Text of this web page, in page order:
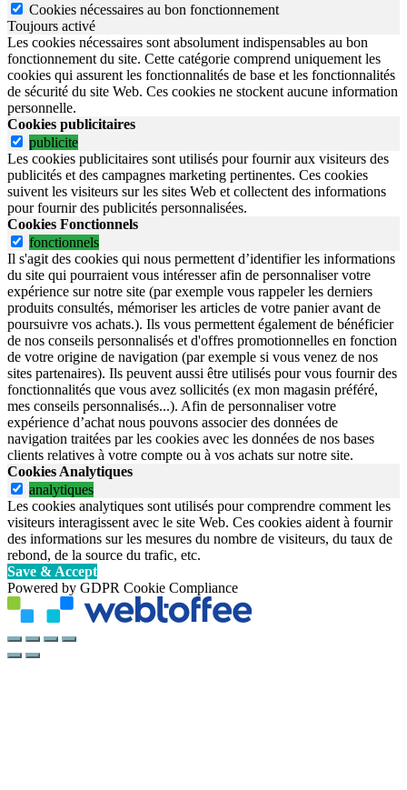
Cookies nécessaires au bon fonctionnement
Toujours activé
Les cookies nécessaires sont absolument indispensables au bon
fonctionnement du site. Cette catégorie comprend uniquement les
cookies qui assurent les fonctionnalités de base et les fonctionnalités
de sécurité du site Web. Ces cookies ne stockent aucune information
personnelle.
Cookies publicitaires
publicite
Les cookies publicitaires sont utilisés pour fournir aux visiteurs des
publicités et des campagnes marketing pertinentes. Ces cookies
suivent les visiteurs sur les sites Web et collectent des informations
pour fournir des publicités personnalisées.
Cookies Fonctionnels
fonctionnels
Il s'agit des cookies qui nous permettent d’identifier les informations
du site qui pourraient vous intéresser afin de personnaliser votre
expérience sur notre site (par exemple vous rappeler les derniers
produits consultés, mémoriser les articles de votre panier avant de
poursuivre vos achats.). Ils vous permettent également de bénéficier
de nos conseils personnalisés et d'offres promotionnelles en fonction
de votre origine de navigation (par exemple si vous venez de nos
sites partenaires). Ils peuvent aussi être utilisés pour vous fournir des
fonctionnalités que vous avez sollicités (ex mon magasin préféré,
mes conseils personnalisés...). Afin de personnaliser votre
expérience d’achat nous pouvons associer des données de
navigation traitées par les cookies avec les données de nos bases
clients relatives à votre compte ou à vos achats sur notre site.
Cookies Analytiques
analytiques
Les cookies analytiques sont utilisés pour comprendre comment les
visiteurs interagissent avec le site Web. Ces cookies aident à fournir
des informations sur les mesures du nombre de visiteurs, du taux de
rebond, de la source du trafic, etc.
Save & Accept
Powered by GDPR Cookie Compliance